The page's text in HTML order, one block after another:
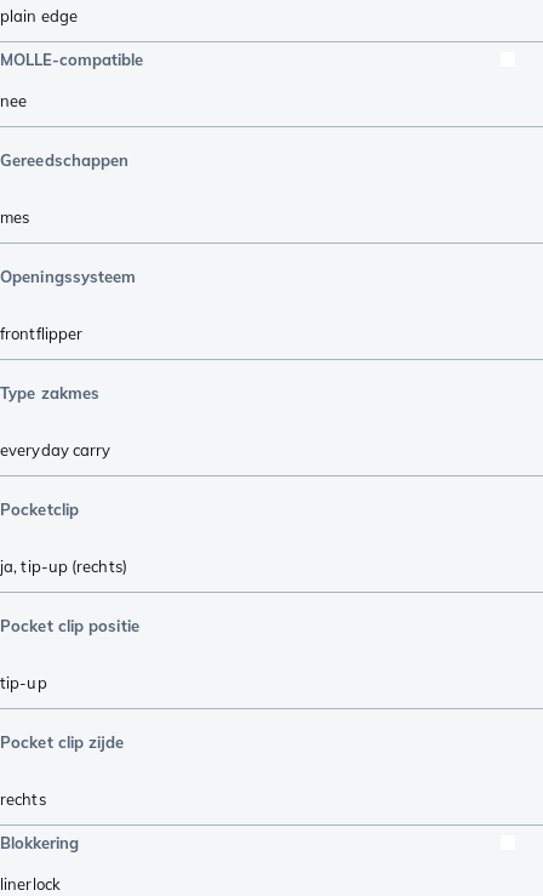
plain edge
MOLLE-compatible
nee
Gereedschappen
mes
Openingssysteem
frontflipper
Type zakmes
everyday carry
Pocketclip
ja, tip-up (rechts)
Pocket clip positie
tip-up
Pocket clip zijde
rechts
Blokkering
linerlock